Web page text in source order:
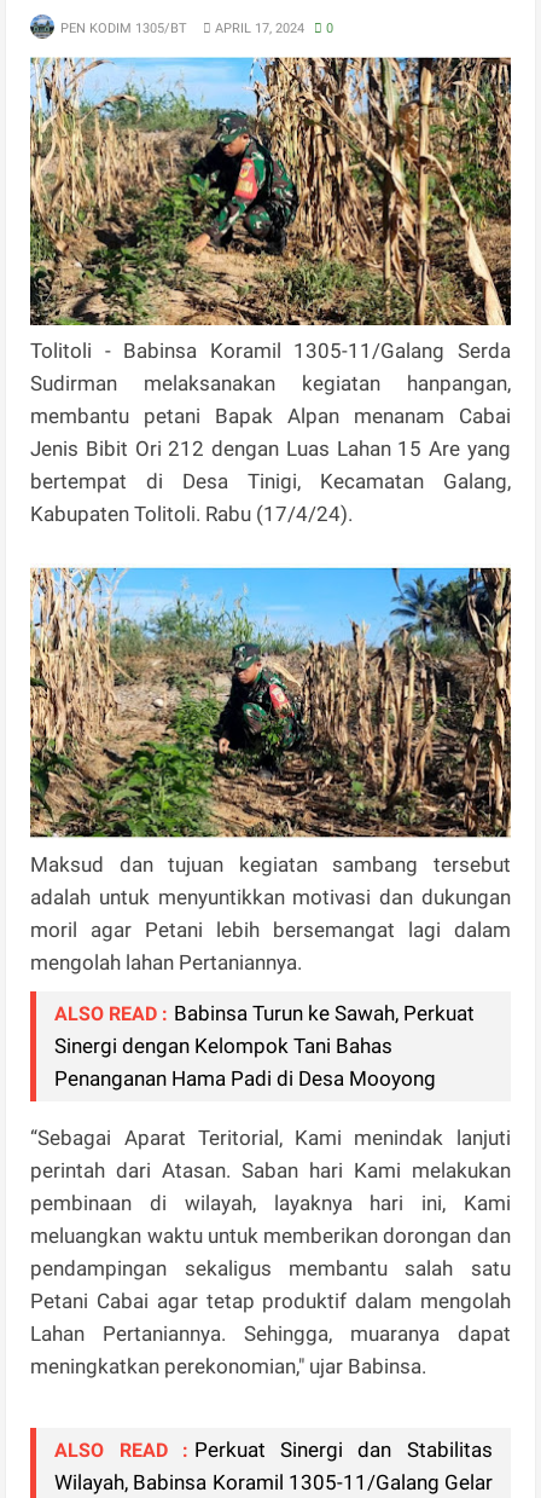
PEN KODIM 1305/BT APRIL 17, 2024 0
Tolitoli - Babinsa Koramil 1305-11/Galang Serda
Sudirman melaksanakan kegiatan hanpangan,
membantu petani Bapak Alpan menanam Cabai
Jenis Bibit Ori 212 dengan Luas Lahan 15 Are yang
bertempat di Desa Tinigi, Kecamatan Galang,
Kabupaten Tolitoli. Rabu (17/4/24).
Maksud dan tujuan kegiatan sambang tersebut
adalah untuk menyuntikkan motivasi dan dukungan
moril agar Petani lebih bersemangat lagi dalam
mengolah lahan Pertaniannya.
ALSO READ : Babinsa Turun ke Sawah, Perkuat
Sinergi dengan Kelompok Tani Bahas
Penanganan Hama Padi di Desa Mooyong
“Sebagai Aparat Teritorial, Kami menindak lanjuti
perintah dari Atasan. Saban hari Kami melakukan
pembinaan di wilayah, layaknya hari ini, Kami
meluangkan waktu untuk memberikan dorongan dan
pendampingan sekaligus membantu salah satu
Petani Cabai agar tetap produktif dalam mengolah
Lahan Pertaniannya. Sehingga, muaranya dapat
meningkatkan perekonomian," ujar Babinsa.
ALSO READ : Perkuat Sinergi dan Stabilitas
Wilayah, Babinsa Koramil 1305-11/Galang Gelar